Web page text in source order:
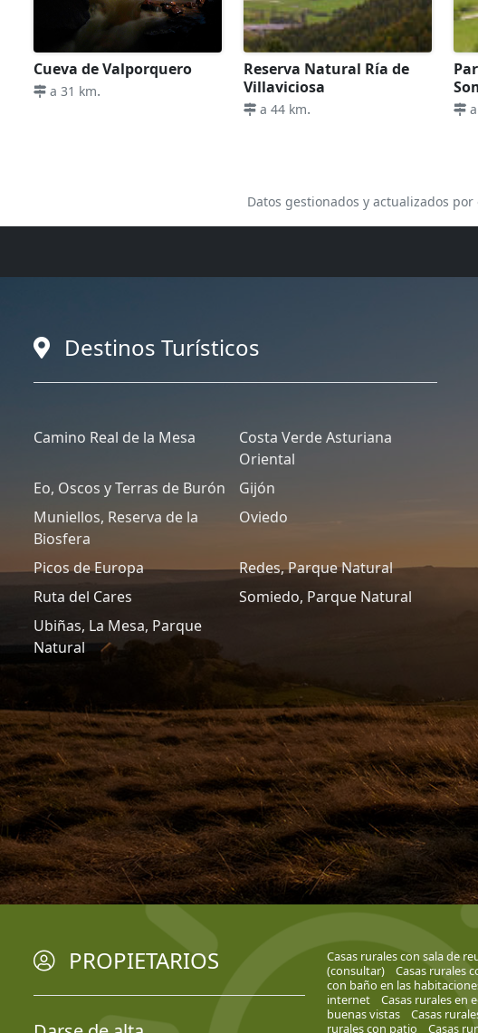
Cueva de Valporquero
a 31 km.
Reserva Natural Ría de
Villaviciosa
a 44 km.
Datos gestionados y actualizados
Destinos Turísticos
Camino Real de la Mesa
Costa Verde Asturiana
Oriental
Eo, Oscos y Terras de Burón
Gijón
Muniellos, Reserva de la
Biosfera
Oviedo
Picos de Europa
Redes, Parque Natural
Ruta del Cares
Somiedo, Parque Natural
Ubiñas, La Mesa, Parque
Natural
PROPIETARIOS Casas rurales con sala de
(consultar)
Casas rurales
con baño en las
internet
Casas rurales en
buenas vistas
Casas
rurales con patio
Casas